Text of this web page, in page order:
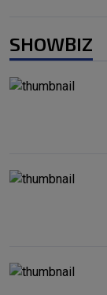
SHOWBIZ